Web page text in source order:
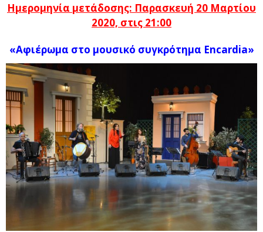
Ημερομηνία μετάδοσης: Παρασκευή 20 Μαρτίου
2020, στις 21:00
«Αφιέρωμα στο μουσικό συγκρότημα Encardia»